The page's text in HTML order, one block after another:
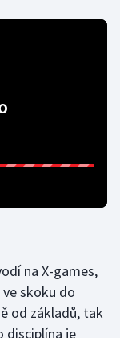
na X-games,
skoku do
od základů, tak
disciplína je